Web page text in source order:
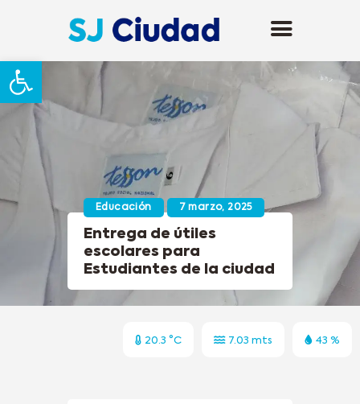
Abrir barra de herramientas
Educación 7 marzo, 2025
Entrega de útiles
escolares para
Estudiantes de la ciudad
20.3 °C 7.03 mts 43 %